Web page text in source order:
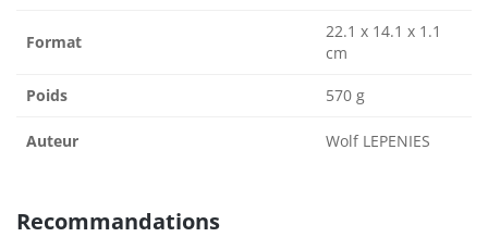
Format
22.1 x 14.1 x 1.1
cm
Poids 570 g
Auteur Wolf LEPENIES
Recommandations